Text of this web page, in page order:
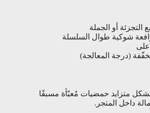
التجزئة أو الجملة
شوكية طوال السلسلة
(درجة المعالجة)
بشكل متزايد حمضيات مُعبّأة مسبقًا
داخل المتجر.